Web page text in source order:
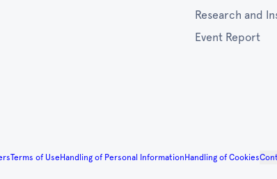
Research and
Event Report
Terms of Use Handling of Personal Information Handling of Cookies